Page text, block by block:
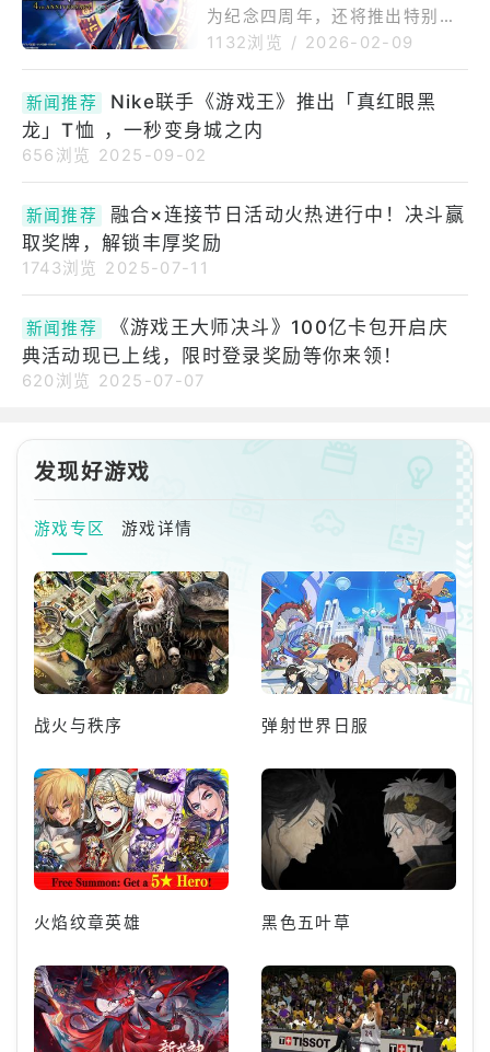
以及其他插图不同卡牌。2026年
8月5日–KonamiDigitalEnterta
inmentLimited(KONAMI)今日
斗乐趣的数位卡牌游戏《游戏王
MASTERDUEL》已突破1亿次累
获得宝石和热门卡牌“黑魔术
师”
为纪念四周年，还将推出特别套
装产品！科乐美数码娱乐公司发
周年。根据您在活动期间登录的
天数，您将获得可在游戏中使用
牌“黑魔术师”。此外，还将推出
纪念四周年纪念的套装产品。
《游戏王！大师决斗》全球发售
四周年纪念活动今日开启！赢取
版本！《I:P假面舞会》和《S:P
小骑士》的新插画卡将先在
1132浏览 / 2026-02-09
新闻推荐
Nike联手《游戏王》推出「真红眼黑
龙」T恤 ，一秒变身城之内
656浏览 2025-09-02
新闻推荐
融合×连接节日活动火热进行中！决斗赢
取奖牌，解锁丰厚奖励
1743浏览 2025-07-11
新闻推荐
《游戏王大师决斗》100亿卡包开启庆
典活动现已上线，限时登录奖励等你来领！
620浏览 2025-07-07
发现好游戏
游戏专区 游戏详情
战火与秩序 弹射世界日服
火焰纹章英雄 黑色五叶草